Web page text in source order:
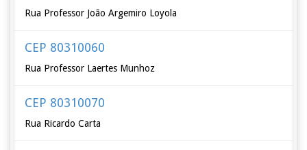
Rua Professor João Argemiro Loyola
CEP 80310060
Rua Professor Laertes Munhoz
CEP 80310070
Rua Ricardo Carta